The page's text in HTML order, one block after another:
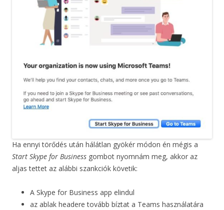
Ha ennyi törődés után hálátlan gyökér módon én mégis a
Start Skype for Business gombot nyomnám meg, akkor az
aljas tettet az alábbi szankciók követik:
A Skype for Business app elindul
az ablak headere tovább bíztat a Teams használatára